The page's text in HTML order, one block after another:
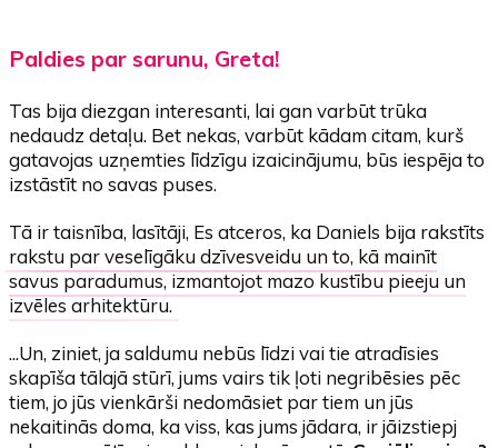
Paldies par sarunu, Greta!
Tas bija diezgan interesanti, lai gan varbūt trūka
nedaudz detaļu. Bet nekas, varbūt kādam citam, kurš
gatavojas uzņemties līdzīgu izaicinājumu, būs iespēja to
izstāstīt no savas puses.
Tā ir taisnība, lasītāji, Es atceros, ka Daniels bija rakstīts
rakstu par veselīgāku dzīvesveidu un to, kā mainīt
savus paradumus, izmantojot mazo kustību pieeju un
izvēles arhitektūru.
...Un, ziniet, ja saldumu nebūs līdzi vai tie atradīsies
skapīša tālajā stūrī, jums vairs tik ļoti negribēsies pēc
tiem, jo jūs vienkārši nedomāsiet par tiem un jūs
nekaitinās doma, ka viss, kas jums jādara, ir jāizstiepj